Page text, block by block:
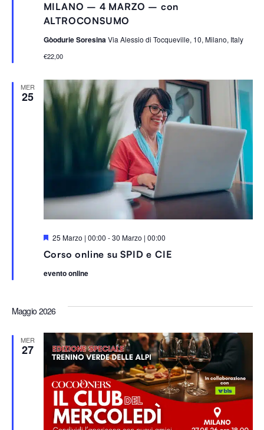
MILANO – 4 MARZO – con
ALTROCONSUMO
g
n
a
l
a
t
Gòodurie SoresinaVia Alessio di Tocqueville, 10, Milano, Italy
€22,00
MER
25
Corso online su SPID e CIE
S
g
a
i
25 Marzo | 00:00 -30 Marzo | 00:00
evento online
Maggio 2026
MER
27